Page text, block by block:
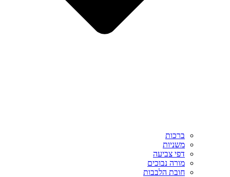
ברכות
משניות
דפי צביעה
מורה נבוכים
חובת הלבבות